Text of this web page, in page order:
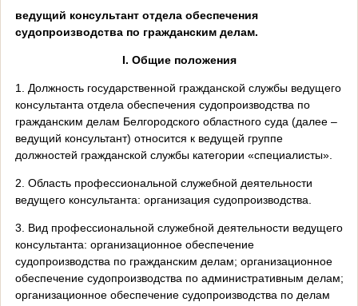
ведущий консультант отдела обеспечения
судопроизводства по гражданским делам.
I. Общие положения
1. Должность государственной гражданской службы ведущего
консультанта отдела обеспечения судопроизводства по
гражданским делам Белгородского областного суда (далее –
ведущий консультант) относится к ведущей группе
должностей гражданской службы категории «специалисты».
2. Область профессиональной служебной деятельности
ведущего консультанта: организация судопроизводства.
3. Вид профессиональной служебной деятельности ведущего
консультанта: организационное обеспечение
судопроизводства по гражданским делам; организационное
обеспечение судопроизводства по административным делам;
организационное обеспечение судопроизводства по делам